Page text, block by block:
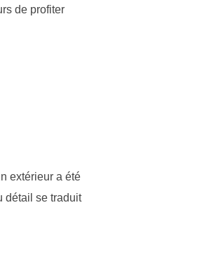
de profiter
extérieur a été
détail se traduit